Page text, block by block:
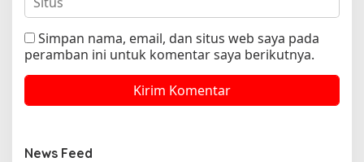
Simpan nama, email, dan situs web saya pada
peramban ini untuk komentar saya berikutnya.
News Feed